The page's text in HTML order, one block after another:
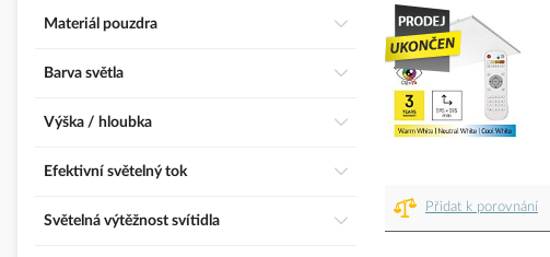
Přidat k porovnání
Materiál pouzdra
Barva světla
Výška / hloubka
Efektivní světelný tok
Světelná výtěžnost svítidla